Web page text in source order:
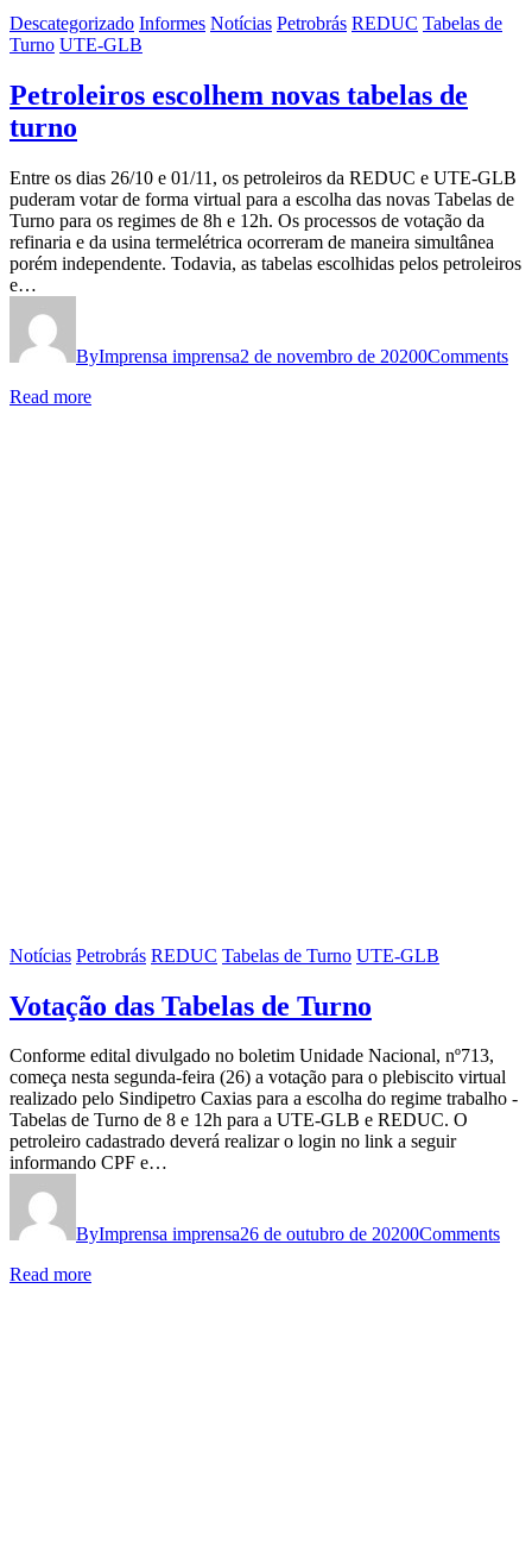
Descategorizado Informes Notícias Petrobrás REDUC Tabelas de
Turno UTE-GLB
Petroleiros escolhem novas tabelas de
turno
Entre os dias 26/10 e 01/11, os petroleiros da REDUC e UTE-GLB
puderam votar de forma virtual para a escolha das novas Tabelas de
Turno para os regimes de 8h e 12h. Os processos de votação da
refinaria e da usina termelétrica ocorreram de maneira simultânea
porém independente. Todavia, as tabelas escolhidas pelos petroleiros
e…
ByImprensa imprensa2 de novembro de 20200Comments
Read more
Notícias Petrobrás REDUC Tabelas de Turno UTE-GLB
Votação das Tabelas de Turno
Conforme edital divulgado no boletim Unidade Nacional, nº713,
começa nesta segunda-feira (26) a votação para o plebiscito virtual
realizado pelo Sindipetro Caxias para a escolha do regime trabalho -
Tabelas de Turno de 8 e 12h para a UTE-GLB e REDUC. O
petroleiro cadastrado deverá realizar o login no link a seguir
informando CPF e…
ByImprensa imprensa26 de outubro de 20200Comments
Read more